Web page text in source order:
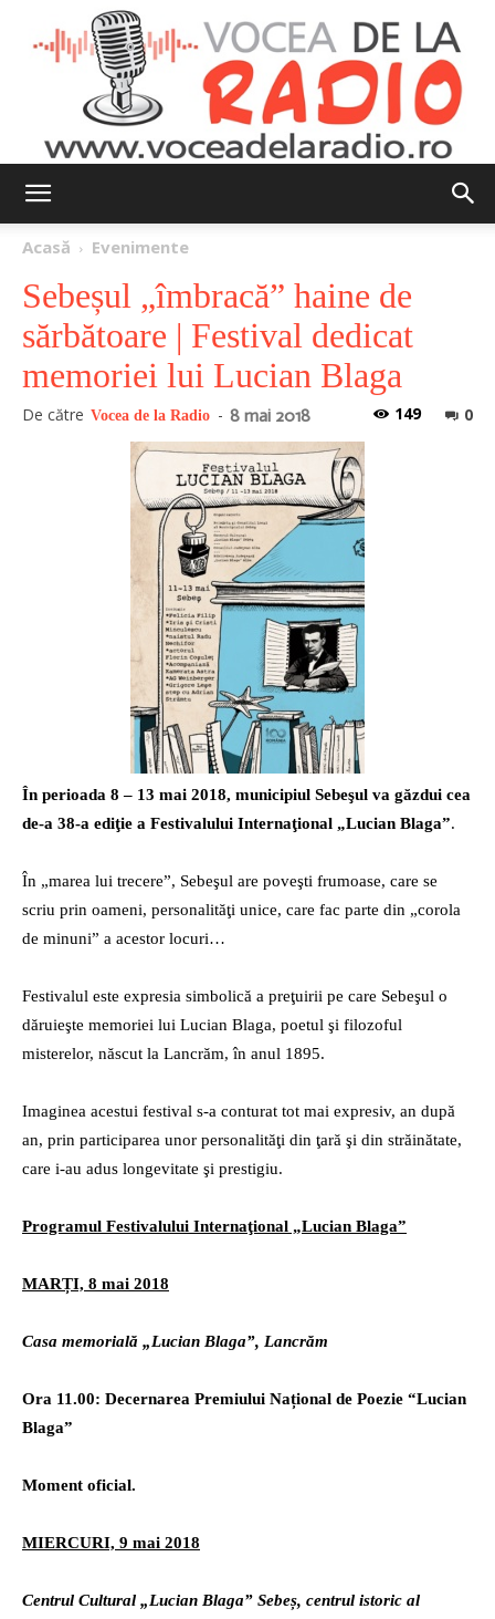
de
la
radio
Acasă Evenimente
Sebeșul „îmbracă” haine de
sărbătoare | Festival dedicat
memoriei lui Lucian Blaga
De către Vocea de la Radio - 8 mai 2018 0
149
În perioada 8 – 13 mai 2018, municipiul Sebeşul va găzdui cea
de-a 38-a ediţie a Festivalului Internaţional „Lucian Blaga”.
În „marea lui trecere”, Sebeşul are poveşti frumoase, care se
scriu prin oameni, personalităţi unice, care fac parte din „corola
de minuni” a acestor locuri…
Festivalul este expresia simbolică a preţuirii pe care Sebeşul o
dăruieşte memoriei lui Lucian Blaga, poetul şi filozoful
misterelor, născut la Lancrăm, în anul 1895.
Imaginea acestui festival s-a conturat tot mai expresiv, an după
an, prin participarea unor personalităţi din ţară şi din străinătate,
care i-au adus longevitate şi prestigiu.
Programul Festivalului Internaţional „Lucian Blaga”
MARȚI, 8 mai 2018
Casa memorială „Lucian Blaga”, Lancrăm
Ora 11.00: Decernarea Premiului Național de Poezie “Lucian
Blaga”
Moment oficial.
MIERCURI, 9 mai 2018
Centrul Cultural „Lucian Blaga” Sebeș, centrul istoric al